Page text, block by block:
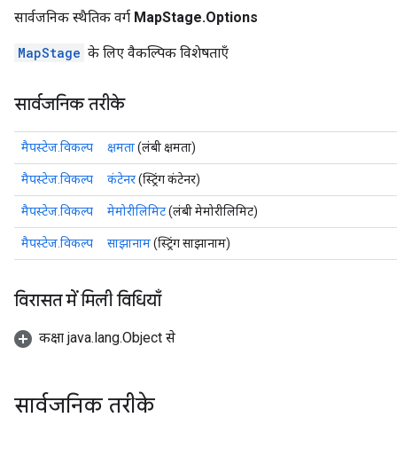
सार्वजनिक स्थैतिक वर्ग MapStage.Options
MapStage के लिए वैकल्पिक विशेषताएँ
सार्वजनिक तरीके
मैपस्टेज.विकल्प क्षमता(लंबी क्षमता)
मैपस्टेज.विकल्प कंटेनर(स्ट्रिंग कंटेनर)
मैपस्टेज.विकल्प मेमोरीलिमिट(लंबी मेमोरीलिमिट)
मैपस्टेज.विकल्प साझानाम(स्ट्रिंग साझानाम)
विरासत में मिली विधियाँ
कक्षा java.lang.Object से
सार्वजनिक तरीके